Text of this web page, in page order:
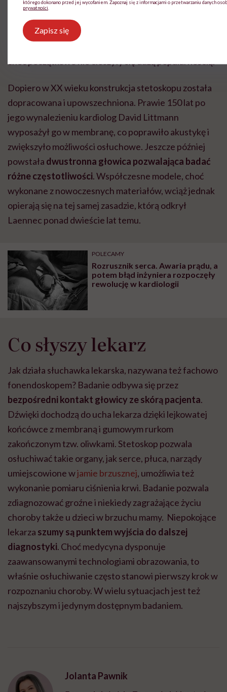
Powstawały coraz to nowe wersje – od prostych
drewnianych cylindrów po bardziej złożone
konstrukcje z elastycznymi przewodami. W połowie
choć początkowo nie cieszyły się dużą popularnością.
Dopiero w XX wieku konstrukcja stetoskopu została
dopracowana i upowszechniona. Prawie 150 lat po
jego wynalezieniu kardiolog David Littmann
wyposażył go w membranę, co poprawiło akustykę i
zwiększyło możliwości osłuchowe. Jeszcze później
powstała dwustronna głowica pozwalająca badać
różne częstotliwości. Współczesne modele, choć
wykonane z nowoczesnych materiałów, wciąż jednak
opierają się na tej samej zasadzie, którą odkrył
Laennec ponad dwieście lat temu.
POLECAMY
Rozrusznik serca. Awaria prądu, a
potem błąd inżyniera rozpoczęły
rewolucję w kardiologii
Co słyszy lekarz
Jak działa słuchawka lekarska, nazywana też fachowo
fonendoskopem? Badanie odbywa się przez
bezpośredni kontakt głowicy ze skórą pacjenta.
Dźwięki dochodzą do ucha lekarza dzięki lejkowatej
końcówce z membraną i gumowym rurkom
zakończonym tzw. oliwkami. Stetoskop pozwala
osłuchiwać takie organy, jak serce, płuca, narządy
umiejscowione wjamie brzusznej, umożliwia też
wykonanie pomiaru ciśnienia krwi. Badanie pozwala
zdiagnozować groźne i niekiedy zagrażające życiu
choroby także u dzieci w brzuchu mamy. Niepokojące
lekarza szumy są punktem wyjścia do dalszej
diagnostyki. Choć medycyna dysponuje
zaawansowanymi technologiami obrazowania, to
właśnie osłuchiwanie często stanowi pierwszy krok w
rozpoznaniu choroby. W wielu sytuacjach jest też
najszybszym i jedynym dostępnym badaniem.
Jolanta Pawnik
którego dokonano przed jej wycofaniem. Zapoznaj się z informacjami o przetwarzaniu danych
prywatności
Zapisz się